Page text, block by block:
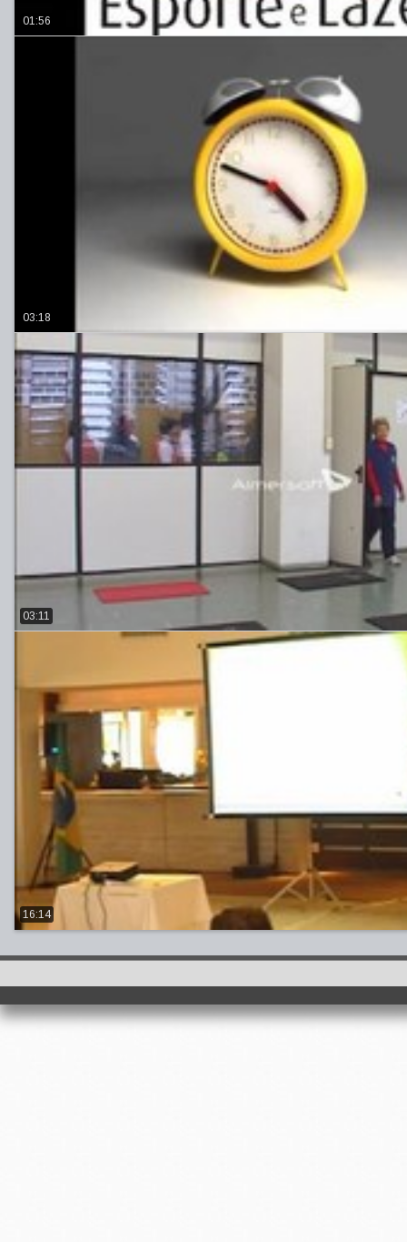
01:56
03:18
03:11
16:14